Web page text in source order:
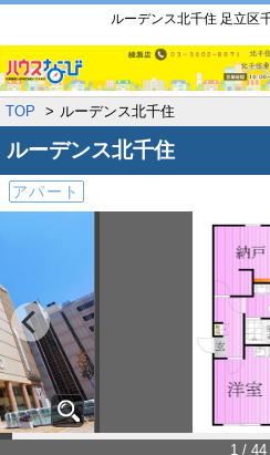
ルーデンス北千住 足立区
TOP ルーデンス北千住
ルーデンス北千住
アパート
1 / 44